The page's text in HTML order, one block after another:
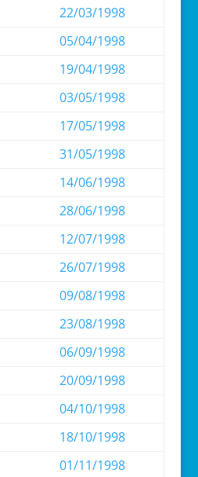
22/03/1998
05/04/1998
19/04/1998
03/05/1998
17/05/1998
31/05/1998
14/06/1998
28/06/1998
12/07/1998
26/07/1998
09/08/1998
23/08/1998
06/09/1998
20/09/1998
04/10/1998
18/10/1998
01/11/1998